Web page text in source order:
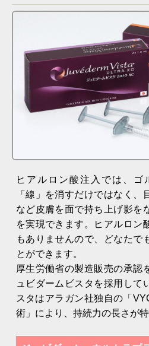
ヒアルロン酸注入では、ゴ
「線」を消すだけではなく、
など皮膚を面で持ち上げ影を
を実現できます。ヒアルロン
もありませんので、どなたで
とができます。
厚生労働省の製造販売の承認
ュビダームビスタを採用して
スタはアラガン社独自の「
術」により、持続力の長さが特